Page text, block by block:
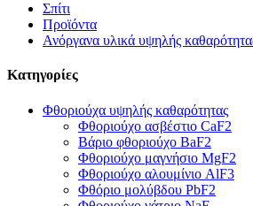
Σπίτι
Προϊόντα
Ανόργανα υλικά υψηλής
Κατηγορίες
Φθοριούχα υψηλής καθαρότητας
Φθοριούχο ασβέστιο CaF2
Βάριο φθοριούχο BaF2
Φθοριούχο μαγνήσιο MgF2
Φθοριούχο αλουμίνιο AlF3
Φθόριο μολύβδου PbF2